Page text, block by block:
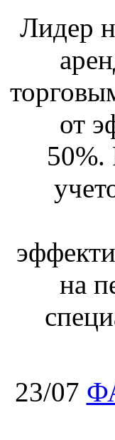
Лидер
от
50%.
на
23/07